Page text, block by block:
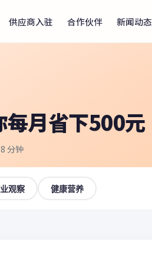
供应商入驻 合作伙伴 新闻动态
每月省下500元
分钟
观察 健康营养